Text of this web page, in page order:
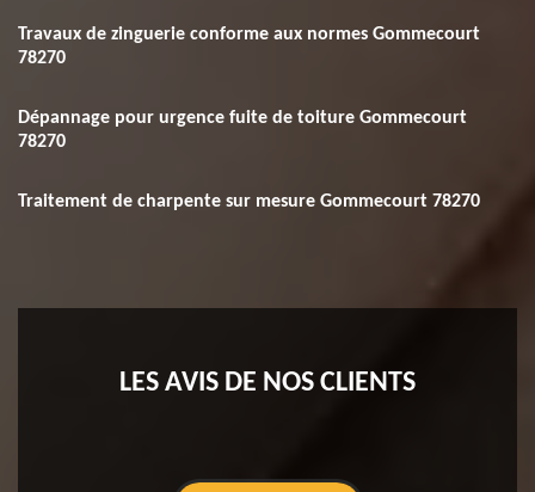
Travaux de zinguerie conforme aux normes Gommecourt
78270
Dépannage pour urgence fuite de toiture Gommecourt
78270
Traitement de charpente sur mesure Gommecourt 78270
LES AVIS DE NOS CLIENTS